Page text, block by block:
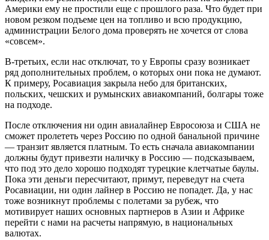
Америки ему не простили еще с прошлого раза. Что будет при
новом резком подъеме цен на топливо и всю продукцию,
администрации Белого дома проверять не хочется от слова
«совсем».
В-третьих, если нас отключат, то у Европы сразу возникает
ряд дополнительных проблем, о которых они пока не думают.
К примеру, Росавиация закрыла небо для британских,
польских, чешских и румынских авиакомпаний, болгары тоже
на подходе.
После отключения ни один авиалайнер Евросоюза и США не
сможет пролететь через Россию по одной банальной причине
— транзит является платным. То есть сначала авиакомпании
должны будут привезти наличку в Россию — подсказываем,
что под это дело хорошо подходят турецкие клетчатые баулы.
Пока эти деньги пересчитают, примут, переведут на счета
Росавиации, ни один лайнер в Россию не попадет. Да, у нас
тоже возникнут проблемы с полетами за рубеж, что
мотивирует наших основных партнеров в Азии и Африке
перейти с нами на расчеты напрямую, в национальных
валютах.